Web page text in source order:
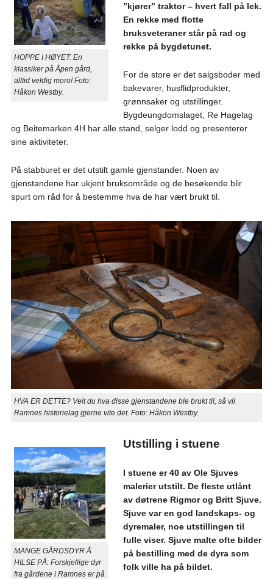
HOPPE I HØYET: En
klassiker på Åpen gård,
alltid veldig moro! Foto:
Håkon Westby.
”kjører” traktor – hvert fall på lek.
En rekke med flotte
bruksveteraner står på rad og
rekke på bygdetunet.
For de store er det salgsboder med
bakevarer, husflidprodukter,
grønnsaker og utstillinger.
Bygdeungdomslaget, Re Hagelag
og Beitemarken 4H har alle stand, selger lodd og presenterer
sine aktiviteter.
På stabburet er det utstilt gamle gjenstander. Noen av
gjenstandene har ukjent bruksområde og de besøkende blir
spurt om råd for å bestemme hva de har vært brukt til.
HVA ER DETTE? Veit du hva disse gjenstandene ble brukt til, så vil
Ramnes historielag gjerne vite det. Foto: Håkon Westby.
MANGE GÅRDSDYR Å
HILSE PÅ: Forskjellige dyr
fra gårdene i Ramnes er på
Utstilling i stuene
I stuene er 40 av Ole Sjuves
malerier utstilt. De fleste utlånt
av døtrene Rigmor og Britt Sjuve.
Sjuve var en god landskaps- og
dyremaler, noe utstillingen til
fulle viser. Sjuve malte ofte bilder
på bestilling med de dyra som
folk ville ha på bildet.